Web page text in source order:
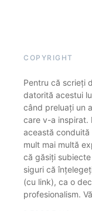
COPYRIGHT
Pentru că scrieți
datorită acestui
când preluați un
care v-a inspirat.
această
mult mai multă
că găsiți
siguri că
(cu link), ca o
profesionalism.